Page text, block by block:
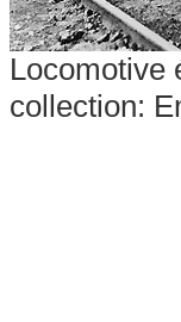
Locomotive
collection: